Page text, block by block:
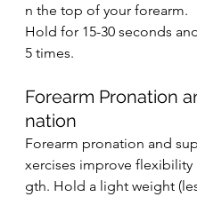
n the top of your forearm.
Hold for 15-30 seconds
5 times.
Forearm Pronation
nation
Forearm pronation and
xercises improve flexibility
gth. Hold a light weight